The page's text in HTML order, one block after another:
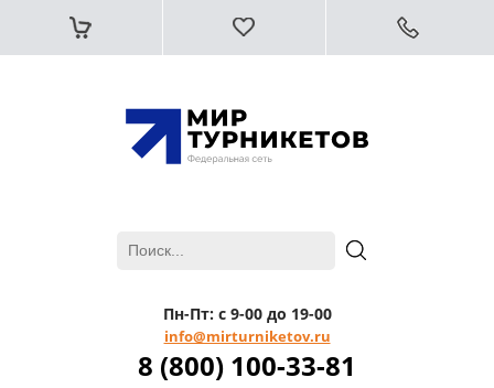
Пн-Пт: с 9-00 до 19-00
info@mirturniketov.ru
8 (800) 100-33-81